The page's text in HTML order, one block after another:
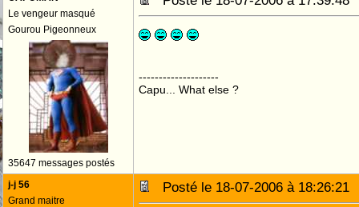
Le vengeur masqué
Gourou Pigeonneux
35647 messages postés
--------------------
Capu... What else ?
j-j 56
Grand maitre
Posté le 18-07-2006 à